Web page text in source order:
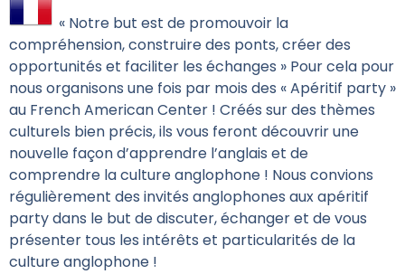
« Notre but est de promouvoir la
compréhension, construire des ponts, créer des
opportunités et faciliter les échanges » Pour cela pour
nous organisons une fois par mois des « Apéritif party »
au French American Center ! Créés sur des thèmes
culturels bien précis, ils vous feront découvrir une
nouvelle façon d’apprendre l’anglais et de
comprendre la culture anglophone ! Nous convions
régulièrement des invités anglophones aux apéritif
party dans le but de discuter, échanger et de vous
présenter tous les intérêts et particularités de la
culture anglophone !